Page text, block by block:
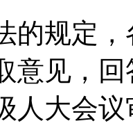
规定 ，
意见 ，
人大会